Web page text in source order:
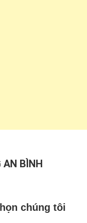
AN BÌNH
chúng tôi